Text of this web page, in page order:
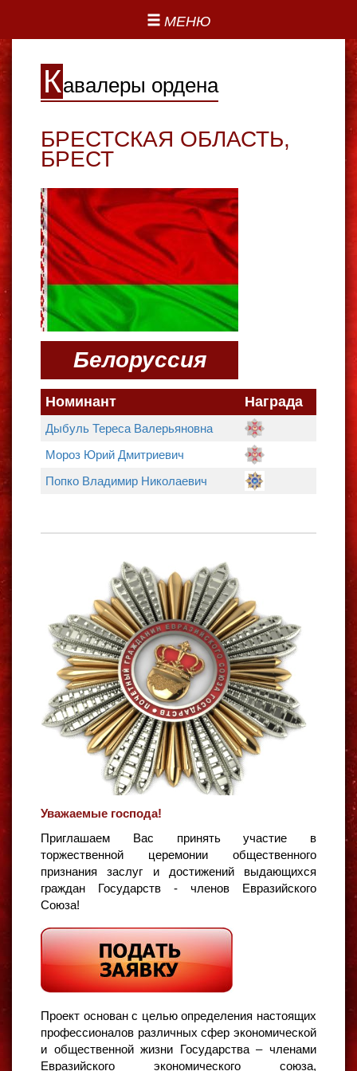
МЕНЮ
Кавалеры ордена
БРЕСТСКАЯ ОБЛАСТЬ,
БРЕСТ
Белоруссия
Номинант Награда
Дыбуль Тереса Валерьяновна
Мороз Юрий Дмитриевич
Попко Владимир Николаевич
Уважаемые господа!
Приглашаем Вас принять участие в
торжественной церемонии общественного
признания заслуг и достижений выдающихся
граждан Государств - членов Евразийского
Союза!
Проект основан с целью определения настоящих
профессионалов различных сфер экономической
и общественной жизни Государства – членами
Евразийского экономического союза,